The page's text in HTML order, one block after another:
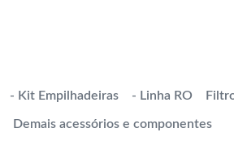
- Kit Empilhadeiras - Linha RO
Demais acessórios e componentes